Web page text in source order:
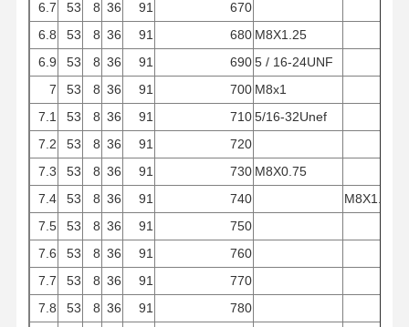
6.7
53 8 36 91
670
6.8
53 8 36 91 680 M8X1.25
6.9
53 8 36 91 6905 / 16-24UNF
7
53 8 36 91 700 M8x1
7.1
53 8 36 91 7105/16-32Unef
7.2
53 8 36 91
720
7.3
53 8 36 91 730 M8X0.75
7.4
53 8 36 91 740
M8X1.25
7.5
53 8 36 91
750
7.6
53 8 36 91
760
7.7
53 8 36 91
770
7.8
53 8 36 91
780